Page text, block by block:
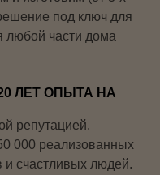
под ключ для
любой части дома
ЛЕТ ОПЫТА НА
репутацией.
000 реализованных
и счастливых людей.